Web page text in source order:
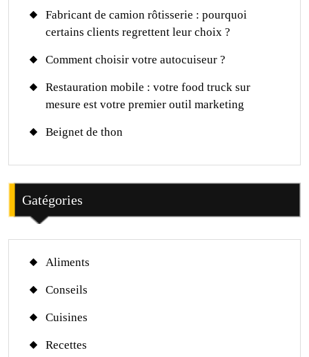
Fabricant de camion rôtisserie : pourquoi
certains clients regrettent leur choix ?
Comment choisir votre autocuiseur ?
Restauration mobile : votre food truck sur
mesure est votre premier outil marketing
Beignet de thon
Gatégories
Aliments
Conseils
Cuisines
Recettes